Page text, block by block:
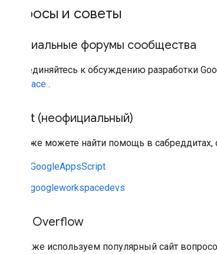
Вопросы и советы
Официальные форумы сообщества
Присоединяйтесь к обсуждению разработки
Workspace .
Reddit (неофициальный)
Вы также можете найти помощь в
r/GoogleAppsScript
r/googleworkspacedevs
Stack Overflow
Мы также используем популярный сайт